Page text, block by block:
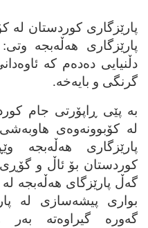
پارێزگاری کوردستان له‌
پارێزگاری هه‌ڵه‌بجه‌
دڵنیایی ده‌ده‌م که‌
گرنگی و بایه‌خه‌.
به‌ پێی ڕاپۆرتی جام
له‌ کۆبوونه‌وه‌ی
پارێزگاری هه‌ڵه‌بجه‌
کوردستان بۆ ئاڵ و گۆڕی
گه‌ڵ پارێزگای هه‌ڵه‌بجه‌
بواری پیشه‌سازی له‌
گه‌وره‌ گیراوه‌ته‌